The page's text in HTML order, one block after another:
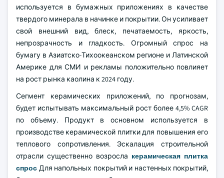
используется в бумажных приложениях в качестве
твердого минерала в начинке и покрытии. Он усиливает
свой внешний вид, блеск, печатаемость, яркость,
непрозрачность и гладкость. Огромный спрос на
бумагу в Азиатско-Тихоокеанском регионе и Латинской
Америке для СМИ и рекламы положительно повлияет
на рост рынка каолина к 2024 году.
Сегмент керамических приложений, по прогнозам,
будет испытывать максимальный рост более 4,5% CAGR
по объему. Продукт в основном используется в
производстве керамической плитки для повышения его
теплового сопротивления. Эскалация строительной
отрасли существенно возросла керамическая плитка
спрос Для напольных покрытий и настенных покрытий,